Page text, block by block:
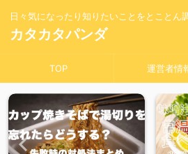
日々気になったり知りたいことをとことん
カタカタパンダ
TOP 運営者情